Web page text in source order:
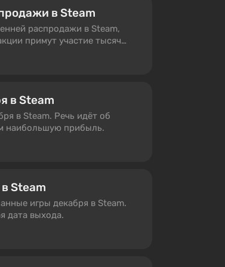
в Steam
распродажи в Steam,
примут участие тысячи
в Steam
в Steam. Речь идёт об
наибольшую прибыль.
Steam
игры декабря в Steam.
дата выхода.